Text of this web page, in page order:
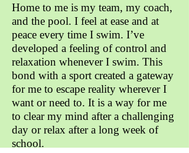
Home to me is my team, my coach,
and the pool. I feel at ease and at
peace every time I swim. I’ve
developed a feeling of control and
relaxation whenever I swim. This
bond with a sport created a gateway
for me to escape reality wherever I
want or need to. It is a way for me
to clear my mind after a challenging
day or relax after a long week of
school.